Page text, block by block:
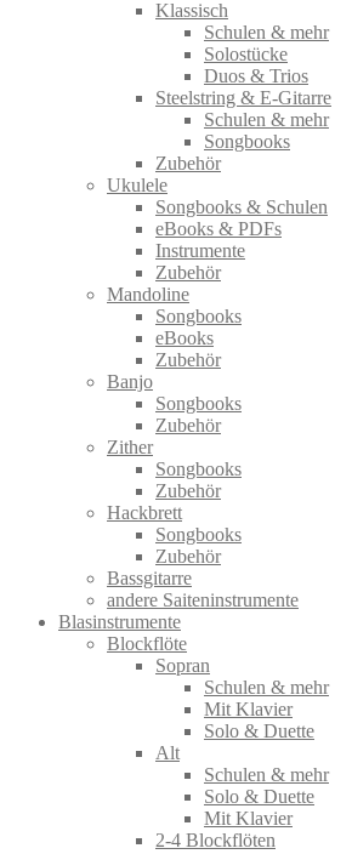
Klassisch
Schulen & mehr
Solostücke
Duos & Trios
Steelstring & E-Gitarre
Schulen & mehr
Songbooks
Zubehör
Ukulele
Songbooks & Schulen
eBooks & PDFs
Instrumente
Zubehör
Mandoline
Songbooks
eBooks
Zubehör
Banjo
Songbooks
Zubehör
Zither
Songbooks
Zubehör
Hackbrett
Songbooks
Zubehör
Bassgitarre
andere Saiteninstrumente
Blasinstrumente
Blockflöte
Sopran
Schulen & mehr
Mit Klavier
Solo & Duette
Alt
Schulen & mehr
Solo & Duette
Mit Klavier
2-4 Blockflöten